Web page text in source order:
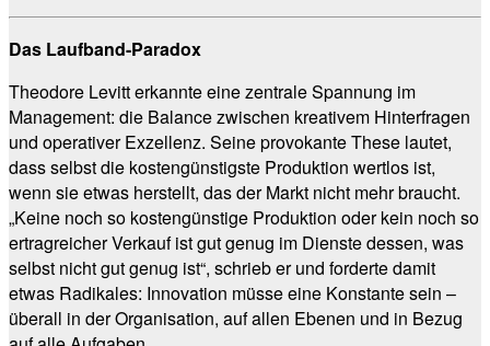
Das Laufband-Paradox
Theodore Levitt erkannte eine zentrale Spannung im
Management: die Balance zwischen kreativem Hinterfragen
und operativer Exzellenz. Seine provokante These lautet,
dass selbst die kostengünstigste Produktion wertlos ist,
wenn sie etwas herstellt, das der Markt nicht mehr braucht.
„Keine noch so kostengünstige Produktion oder kein noch so
ertragreicher Verkauf ist gut genug im Dienste dessen, was
selbst nicht gut genug ist“, schrieb er und forderte damit
etwas Radikales: Innovation müsse eine Konstante sein –
überall in der Organisation, auf allen Ebenen und in Bezug